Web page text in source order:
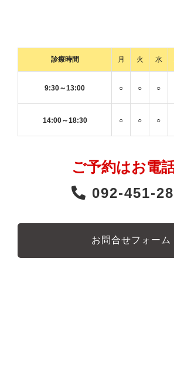
診療時間 月 火 水
9:30～13:00 ○ ○ ○
14:00～18:30 ○ ○ ○
ご予約はお電
092-451-
お問合せフォーム